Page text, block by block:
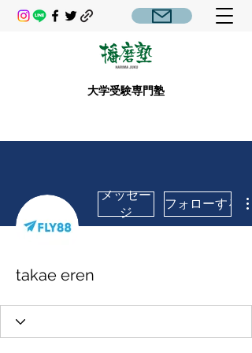
大学受験専門塾
メッセー
ジ
フォローする
takae eren